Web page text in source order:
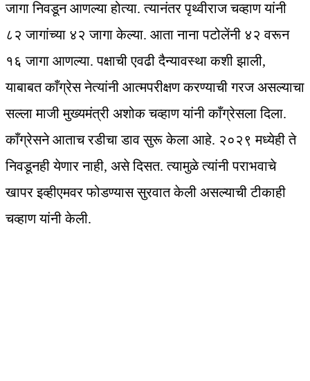
जागा निवडून आणल्या होत्या. त्यानंतर पृथ्वीराज चव्हाण यांनी
८२ जागांच्या ४२ जागा केल्या. आता नाना पटोलेंनी ४२ वरून
१६ जागा आणल्या. पक्षाची एवढी दैन्यावस्था कशी झाली,
याबाबत काँग्रेस नेत्यांनी आत्मपरीक्षण करण्याची गरज असल्याचा
सल्ला माजी मुख्यमंत्री अशोक चव्हाण यांनी काँग्रेसला दिला.
काँग्रेसने आताच रडीचा डाव सुरू केला आहे. २०२९ मध्येही ते
निवडूनही येणार नाही, असे दिसत. त्यामुळे त्यांनी पराभवाचे
खापर इव्हीएमवर फोडण्यास सुरवात केली असल्याची टीकाही
चव्हाण यांनी केली.